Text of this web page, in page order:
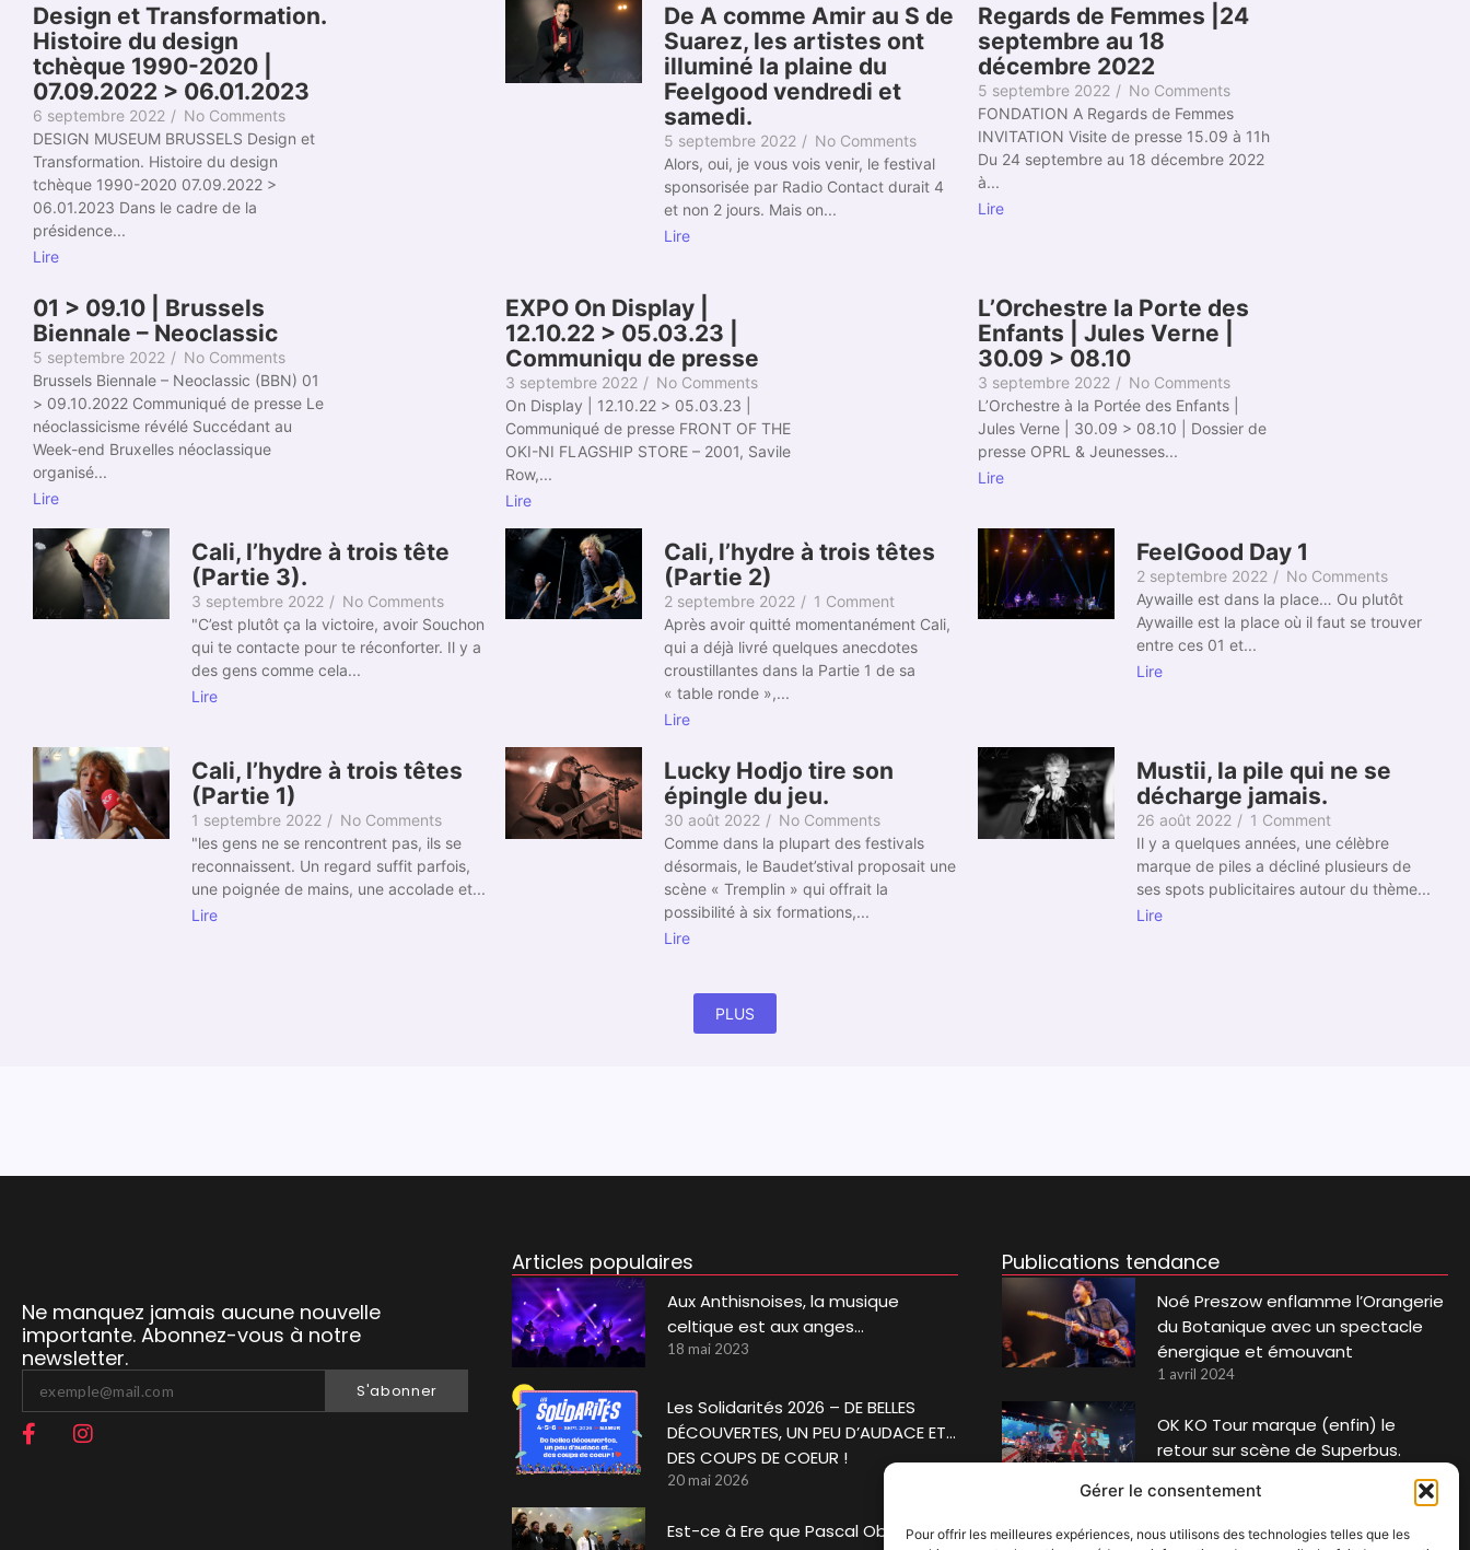
Gérer le consentement
Pour offrir les meilleures expériences, nous utilisons des technologies telles que les
Design et Transformation.
Histoire du design
tchèque 1990-2020 |
07.09.2022 > 06.01.2023
6 septembre 2022 / No Comments
DESIGN MUSEUM BRUSSELS Design et
Transformation. Histoire du design
tchèque 1990-2020 07.09.2022 >
06.01.2023 Dans le cadre de la
présidence...
Lire
De A comme Amir au S de
Suarez, les artistes ont
illuminé la plaine du
Feelgood vendredi et
samedi.
5 septembre 2022 / No Comments
Alors, oui, je vous vois venir, le festival
sponsorisée par Radio Contact durait 4
et non 2 jours. Mais on...
Lire
Regards de Femmes |24
septembre au 18
décembre 2022
5 septembre 2022 / No Comments
FONDATION A Regards de Femmes
INVITATION Visite de presse 15.09 à 11h
Du 24 septembre au 18 décembre 2022
à...
Lire
01 > 09.10 | Brussels
Biennale – Neoclassic
5 septembre 2022 / No Comments
Brussels Biennale – Neoclassic (BBN) 01
> 09.10.2022 Communiqué de presse Le
néoclassicisme révélé Succédant au
Week-end Bruxelles néoclassique
organisé...
Lire
EXPO On Display |
12.10.22 > 05.03.23 |
Communiqu de presse
3 septembre 2022 / No Comments
On Display | 12.10.22 > 05.03.23 |
Communiqué de presse FRONT OF THE
OKI-NI FLAGSHIP STORE – 2001, Savile
Row,...
Lire
L’Orchestre la Porte des
Enfants | Jules Verne |
30.09 > 08.10
3 septembre 2022 / No Comments
L’Orchestre à la Portée des Enfants |
Jules Verne | 30.09 > 08.10 | Dossier de
presse OPRL & Jeunesses...
Lire
Cali, l’hydre à trois tête
(Partie 3).
3 septembre 2022 / No Comments
"C’est plutôt ça la victoire, avoir Souchon
qui te contacte pour te réconforter. Il y a
des gens comme cela...
Lire
Cali, l’hydre à trois têtes
(Partie 2)
2 septembre 2022 / 1 Comment
Après avoir quitté momentanément Cali,
qui a déjà livré quelques anecdotes
croustillantes dans la Partie 1 de sa
« table ronde »,...
Lire
FeelGood Day 1
2 septembre 2022 / No Comments
Aywaille est dans la place… Ou plutôt
Aywaille est la place où il faut se trouver
entre ces 01 et...
Lire
Cali, l’hydre à trois têtes
(Partie 1)
1 septembre 2022 / No Comments
"les gens ne se rencontrent pas, ils se
reconnaissent. Un regard suffit parfois,
une poignée de mains, une accolade et...
Lire
Lucky Hodjo tire son
épingle du jeu.
30 août 2022 / No Comments
Comme dans la plupart des festivals
désormais, le Baudet’stival proposait une
scène « Tremplin » qui offrait la
possibilité à six formations,...
Lire
Mustii, la pile qui ne se
décharge jamais.
26 août 2022 / 1 Comment
Il y a quelques années, une célèbre
marque de piles a décliné plusieurs de
ses spots publicitaires autour du thème...
Lire
PLUS
Ne manquez jamais aucune nouvelle
importante. Abonnez-vous à notre
newsletter.
S'abonner
Articles populaires
Aux Anthisnoises, la musique
celtique est aux anges…
18 mai 2023
Les Solidarités 2026 – DE BELLES
DÉCOUVERTES, UN PEU D’AUDACE ET…
DES COUPS DE COEUR !
20 mai 2026
Est-ce à Ere que Pascal Obispo a
Publications tendance
Noé Preszow enflamme l’Orangerie
du Botanique avec un spectacle
énergique et émouvant
1 avril 2024
OK KO Tour marque (enfin) le
retour sur scène de Superbus.
Ronquieres 2019